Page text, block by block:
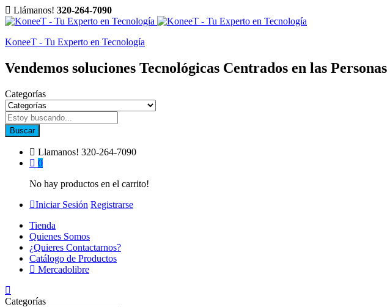
Llámanos! 320-264-7090
KoneeT - Tu Experto en Tecnología
Vendemos soluciones Tecnológicas Centrados en las Personas
Categorías
Buscar
Llamanos! 320-264-7090
0
No hay productos en el carrito!
Iniciar Sesión Registrarse
Tienda
Quienes Somos
¿Quieres Contactarnos?
Catálogo de Productos
Mercadolibre
Categorías